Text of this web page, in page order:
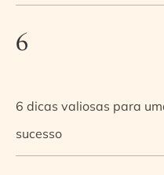
6
6 dicas valiosas para
sucesso